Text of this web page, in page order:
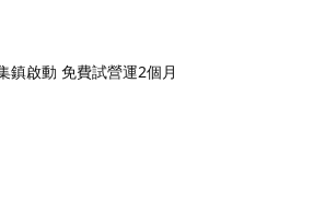
鎮啟動 免費試營運2個月